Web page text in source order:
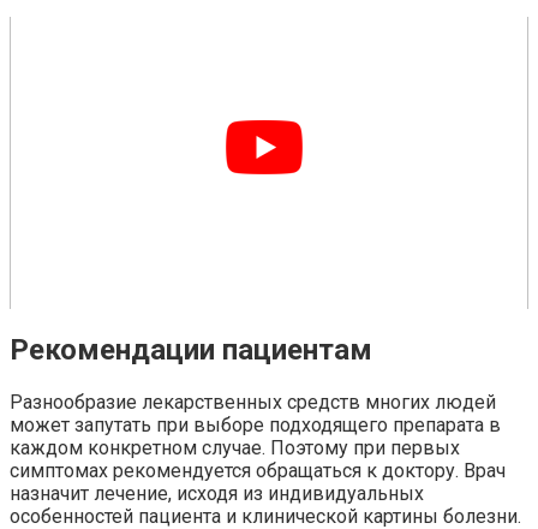
Рекомендации пациентам
Разнообразие лекарственных средств многих людей
может запутать при выборе подходящего препарата в
каждом конкретном случае. Поэтому при первых
симптомах рекомендуется обращаться к доктору. Врач
назначит лечение, исходя из индивидуальных
особенностей пациента и клинической картины болезни.